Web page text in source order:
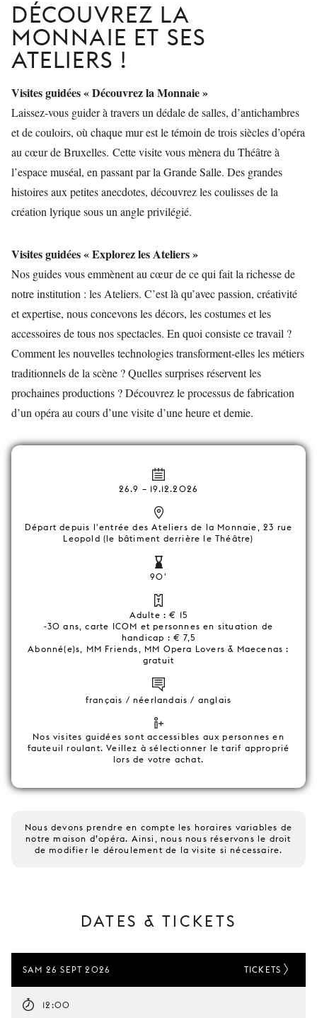
DÉCOUVREZ LA
MONNAIE ET SES
ATELIERS !
Visites guidées « Découvrez la Monnaie »
Laissez-vous guider à travers un dédale de salles, d’antichambres
et de couloirs, où chaque mur est le témoin de trois siècles d’opéra
au cœur de Bruxelles. Cette visite vous mènera du Théâtre à
l’espace muséal, en passant par la Grande Salle. Des grandes
histoires aux petites anecdotes, découvrez les coulisses de la
création lyrique sous un angle privilégié.
Visites guidées « Explorez les Ateliers »
Nos guides vous emmènent au cœur de ce qui fait la richesse de
notre institution : les Ateliers. C’est là qu’avec passion, créativité
et expertise, nous concevons les décors, les costumes et les
accessoires de tous nos spectacles. En quoi consiste ce travail ?
Comment les nouvelles technologies transforment-elles les métiers
traditionnels de la scène ? Quelles surprises réservent les
prochaines productions ? Découvrez le processus de fabrication
d’un opéra au cours d’une visite d’une heure et demie.
26.9 – 19.12.2026
Départ depuis l'entrée des Ateliers de la Monnaie, 23 rue
Leopold (le bâtiment derrière le Théâtre)
90'
Adulte : € 15
-30 ans, carte ICOM et personnes en situation de
handicap : € 7,5
Abonné(e)s, MM Friends, MM Opera Lovers & Maecenas :
gratuit
français / néerlandais / anglais
Nos visites guidées sont accessibles aux personnes en
fauteuil roulant. Veillez à sélectionner le tarif approprié
lors de votre achat.
Nous devons prendre en compte les horaires variables de
notre maison d’opéra. Ainsi, nous nous réservons le droit
de modifier le déroulement de la visite si nécessaire.
DATES & TICKETS
SAM 26 SEPT 2026
12:00
TICKETS